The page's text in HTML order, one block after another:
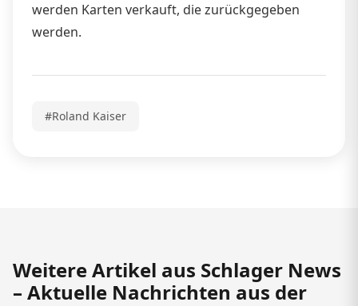
werden Karten verkauft, die zurückgegeben
werden.
#Roland Kaiser
Weitere Artikel aus Schlager News
– Aktuelle Nachrichten aus der